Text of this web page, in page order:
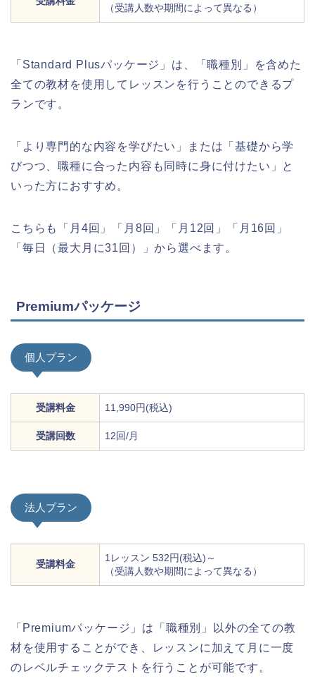
（受講人数や期間によって異なる）
「Standard Plusパッケージ」は、「職種別」を含めた
全ての教材を使用してレッスンを行うことのできるプ
ランです。
「より専門的な内容を学びたい」または「基礎から学
びつつ、職種に合った内容も同時に身に付けたい」と
いった方におすすめ。
こちらも「月4回」「月8回」「月12回」「月16回」
「毎日（最大月に31回）」から選べます。
Premiumパッケージ
個人プラン
受講料金 11,990円(税込)
受講回数 12回/月
法人プラン
受講料金
1レッスン 532円(税込)～
（受講人数や期間によって異なる）
「Premiumパッケージ」は「職種別」以外の全ての教
材を使用することができ、レッスンに加えて月に一度
のレベルチェックテストを行うことが可能です。